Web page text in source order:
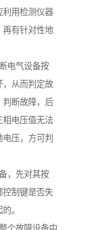
利用检测仪器
再有针对性地
电气设备按
，从而判定故
判断故障，后
相电压值无法
压，方可判
，先对其按
控制键是否失
。